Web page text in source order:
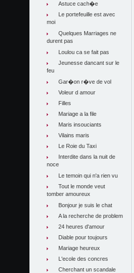
Astuce cach�e
Le portefeuille est avec
moi
Quelques Marriages ne
durent pas
Loulou ca se fait pas
Jeunesse dancant sur le
feu
Gar�on r�ve de vol
Voleur d amour
Filles
Mariage a la file
Maris insouciants
Vilains maris
Le Roie du Taxi
Interdite dans la nuit de
noce
Le temoin qui n'a rien vu
Tout le monde veut
tomber amoureux
Bonjour je suis le chat
A la recherche de problem
24 heures d'amour
Diable pour toujours
Mariage heureux
L'ecole des concres
Cherchant un scandale